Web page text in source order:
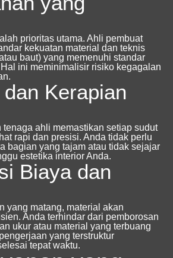
prioritas utama. Ahli pembuat
kekuatan material dan teknis
baut) yang memenuhi standar
ini meminimalisir risiko kegagalan
Kerapian
tenaga ahli memastikan setiap sudut
rapi dan presisi. Anda tidak perlu
bagian yang tajam atau tidak sejajar
estetika interior Anda.
Biaya dan
yang matang, material akan
Anda terhindar dari pemborosan
ukur atau material yang terbuang
yang terstruktur
tepat waktu.